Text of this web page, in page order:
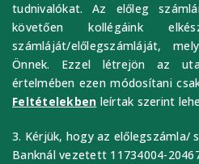
tudnivalókat. Az előleg
követően kollégáink
számláját/előlegszámláját,
Önnek. Ezzel létrejön az
értelmében ezen módosítani
Feltételekben leírtak szerint
3. Kérjük, hogy az előlegszámla/
Banknál vezetett 11734004-